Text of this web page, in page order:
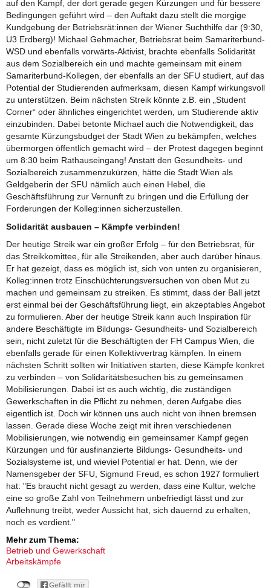
auf den Kampf, der dort gerade gegen Kürzungen und für bessere
Bedingungen geführt wird – den Auftakt dazu stellt die morgige
Kundgebung der Betriebsrät:innen der Wiener Suchthilfe dar (9:30,
U3 Erdberg)! Michael Gehmacher, Betriebsrat beim Samariterbund-
WSD und ebenfalls vorwärts-Aktivist, brachte ebenfalls Solidarität
aus dem Sozialbereich ein und machte gemeinsam mit einem
Samariterbund-Kollegen, der ebenfalls an der SFU studiert, auf das
Potential der Studierenden aufmerksam, diesen Kampf wirkungsvoll
zu unterstützen. Beim nächsten Streik könnte z.B. ein „Student
Corner“ oder ähnliches eingerichtet werden, um Studierende aktiv
einzubinden. Dabei betonte Michael auch die Notwendigkeit, das
gesamte Kürzungsbudget der Stadt Wien zu bekämpfen, welches
übermorgen öffentlich gemacht wird – der Protest dagegen beginnt
um 8:30 beim Rathauseingang! Anstatt den Gesundheits- und
Sozialbereich zusammenzukürzen, hätte die Stadt Wien als
Geldgeberin der SFU nämlich auch einen Hebel, die
Geschäftsführung zur Vernunft zu bringen und die Erfüllung der
Forderungen der Kolleg:innen sicherzustellen.
Solidarität ausbauen – Kämpfe verbinden!
Der heutige Streik war ein großer Erfolg – für den Betriebsrat, für
das Streikkomittee, für alle Streikenden, aber auch darüber hinaus.
Er hat gezeigt, dass es möglich ist, sich von unten zu organisieren,
Kolleg:innen trotz Einschüchterungsversuchen von oben Mut zu
machen und gemeinsam zu streiken. Es stimmt, dass der Ball jetzt
erst einmal bei der Geschäftsführung liegt, ein akzeptables Angebot
zu formulieren. Aber der heutige Streik kann auch Inspiration für
andere Beschäftigte im Bildungs- Gesundheits- und Sozialbereich
sein, nicht zuletzt für die Beschäftigten der FH Campus Wien, die
ebenfalls gerade für einen Kollektivvertrag kämpfen. In einem
nächsten Schritt sollten wir Initiativen starten, diese Kämpfe konkret
zu verbinden – von Solidaritätsbesuchen bis zu gemeinsamen
Mobilisierungen. Dabei ist es auch wichtig, die zuständigen
Gewerkschaften in die Pflicht zu nehmen, deren Aufgabe dies
eigentlich ist. Doch wir können uns auch nicht von ihnen bremsen
lassen. Gerade diese Woche zeigt mit ihren verschiedenen
Mobilisierungen, wie notwendig ein gemeinsamer Kampf gegen
Kürzungen und für ausfinanzierte Bildungs- Gesundheits- und
Sozialsysteme ist, und wieviel Potential er hat. Denn, wie der
Namensgeber der SFU, Sigmund Freud, es schon 1927 formuliert
hat: "Es braucht nicht gesagt zu werden, dass eine Kultur, welche
eine so große Zahl von Teilnehmern unbefriedigt lässt und zur
Auflehnung treibt, weder Aussicht hat, sich dauernd zu erhalten,
noch es verdient."
Mehr zum Thema:
Betrieb und Gewerkschaft
Arbeitskämpfe